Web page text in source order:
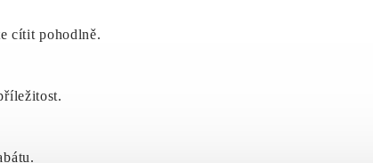
cítit pohodlně.